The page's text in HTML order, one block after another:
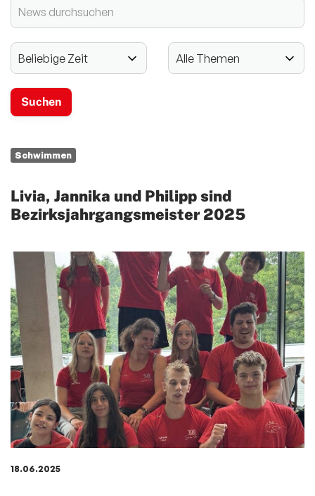
Schwimmen
Livia, Jannika und Philipp sind
Bezirksjahrgangsmeister 2025
18.06.2025
2024 - 125-jähriges Jubiläum
Mitglieder-Service
Verantwortung